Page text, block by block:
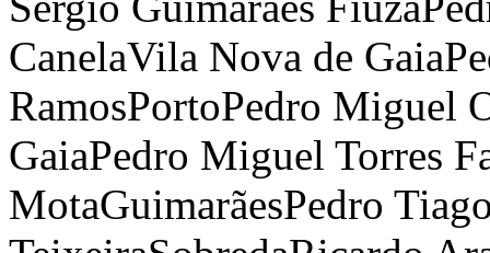
CanelaVila Nova de Gaia
RamosPortoPedro Miguel
GaiaPedro Miguel Torres
MotaGuimarãesPedro